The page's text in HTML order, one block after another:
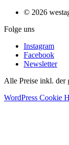
© 2026
Folge uns
Instagram
Facebook
Newsletter
Alle Preise inkl. der
WordPress Cookie